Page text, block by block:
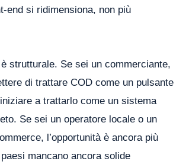
end si ridimensiona, non più
strutturale. Se sei un commerciante,
di trattare COD come un pulsante
a trattarlo come un sistema
Se sei un operatore locale o un
l’opportunità è ancora più
mancano ancora solide